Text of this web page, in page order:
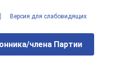
Версия для слабовидящих
члена Партии